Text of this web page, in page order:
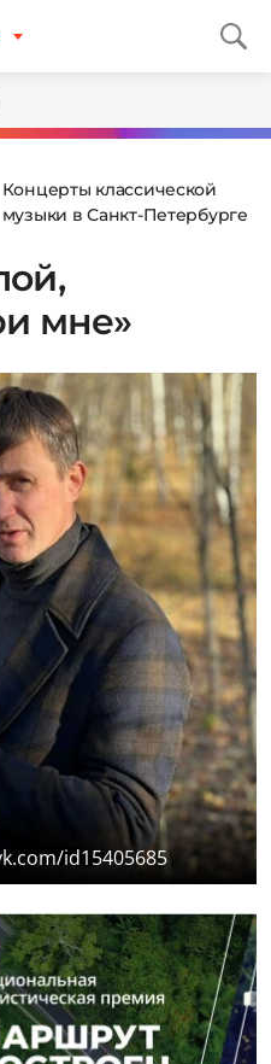
Концерты классической
музыки в Санкт-Петербурге
мне»
id15405685